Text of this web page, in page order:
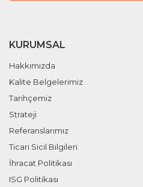
KURUMSAL
Hakkımızda
Kalite Belgelerimiz
Tarihçemiz
Strateji
Referanslarımız
Ticari Sicil Bilgileri
İhracat Politikası
ISG Politikası